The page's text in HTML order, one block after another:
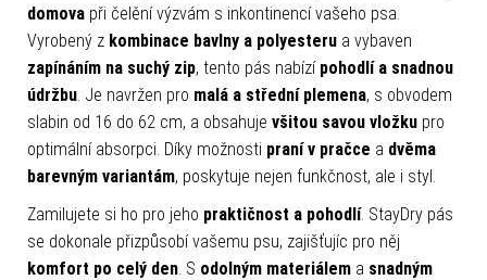
domova při čelění výzvám s inkontinencí vašeho psa.
Vyrobený z kombinace bavlny a polyesteru a vybaven
zapínáním na suchý zip, tento pás nabízí pohodlí a snadnou
údržbu . Je navržen pro malá a střední plemena, s obvodem
slabin od 16 do 62 cm, a obsahuje všitou savou vložku pro
optimální absorpci. Díky možnosti praní v pračce a dvěma
barevným variantám, poskytuje nejen funkčnost, ale i styl.
Zamilujete si ho pro jeho praktičnost a pohodlí. StayDry pás
se dokonale přizpůsobí vašemu psu, zajišťujíc pro něj
komfort po celý den . S odolným materiálem a snadným